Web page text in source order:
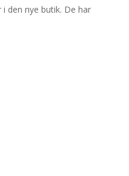
den nye butik. De har